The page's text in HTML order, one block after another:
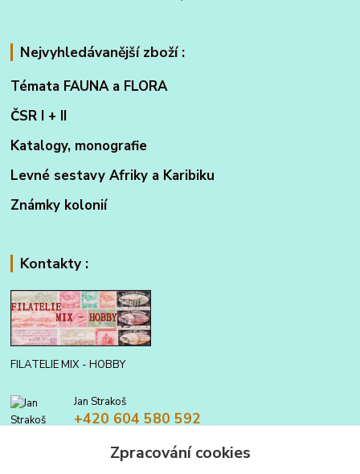
Nejvyhledávanější zboží :
Témata FAUNA a FLORA
ČSR I + II
Katalogy, monografie
Levné sestavy Afriky a Karibiku
Známky kolonií
Kontakty :
FILATELIE MIX - HOBBY
Jan Strakoš
+420 604 580 592
filatelie.mix@seznam.czZpracování cookies